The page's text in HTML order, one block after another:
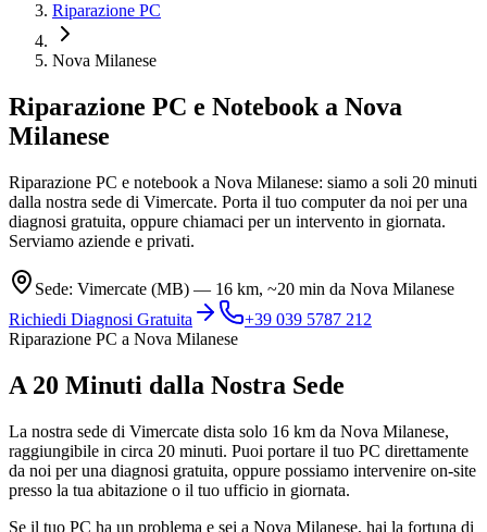
Riparazione PC
Nova Milanese
Riparazione PC e Notebook a Nova
Milanese
Riparazione PC e notebook a Nova Milanese: siamo a soli 20 minuti
dalla nostra sede di Vimercate. Porta il tuo computer da noi per una
diagnosi gratuita, oppure chiamaci per un intervento in giornata.
Serviamo aziende e privati.
Sede: Vimercate (MB) — 16 km, ~20 min da Nova Milanese
Richiedi Diagnosi Gratuita
+39 039 5787 212
Riparazione PC a Nova Milanese
A 20 Minuti dalla Nostra Sede
La nostra sede di Vimercate dista solo 16 km da Nova Milanese,
raggiungibile in circa 20 minuti. Puoi portare il tuo PC direttamente
da noi per una diagnosi gratuita, oppure possiamo intervenire on-site
presso la tua abitazione o il tuo ufficio in giornata.
Se il tuo PC ha un problema e sei a Nova Milanese, hai la fortuna di